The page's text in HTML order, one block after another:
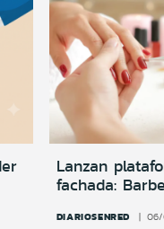
Lanzan
fachada:
DIARIOSENRED 06/